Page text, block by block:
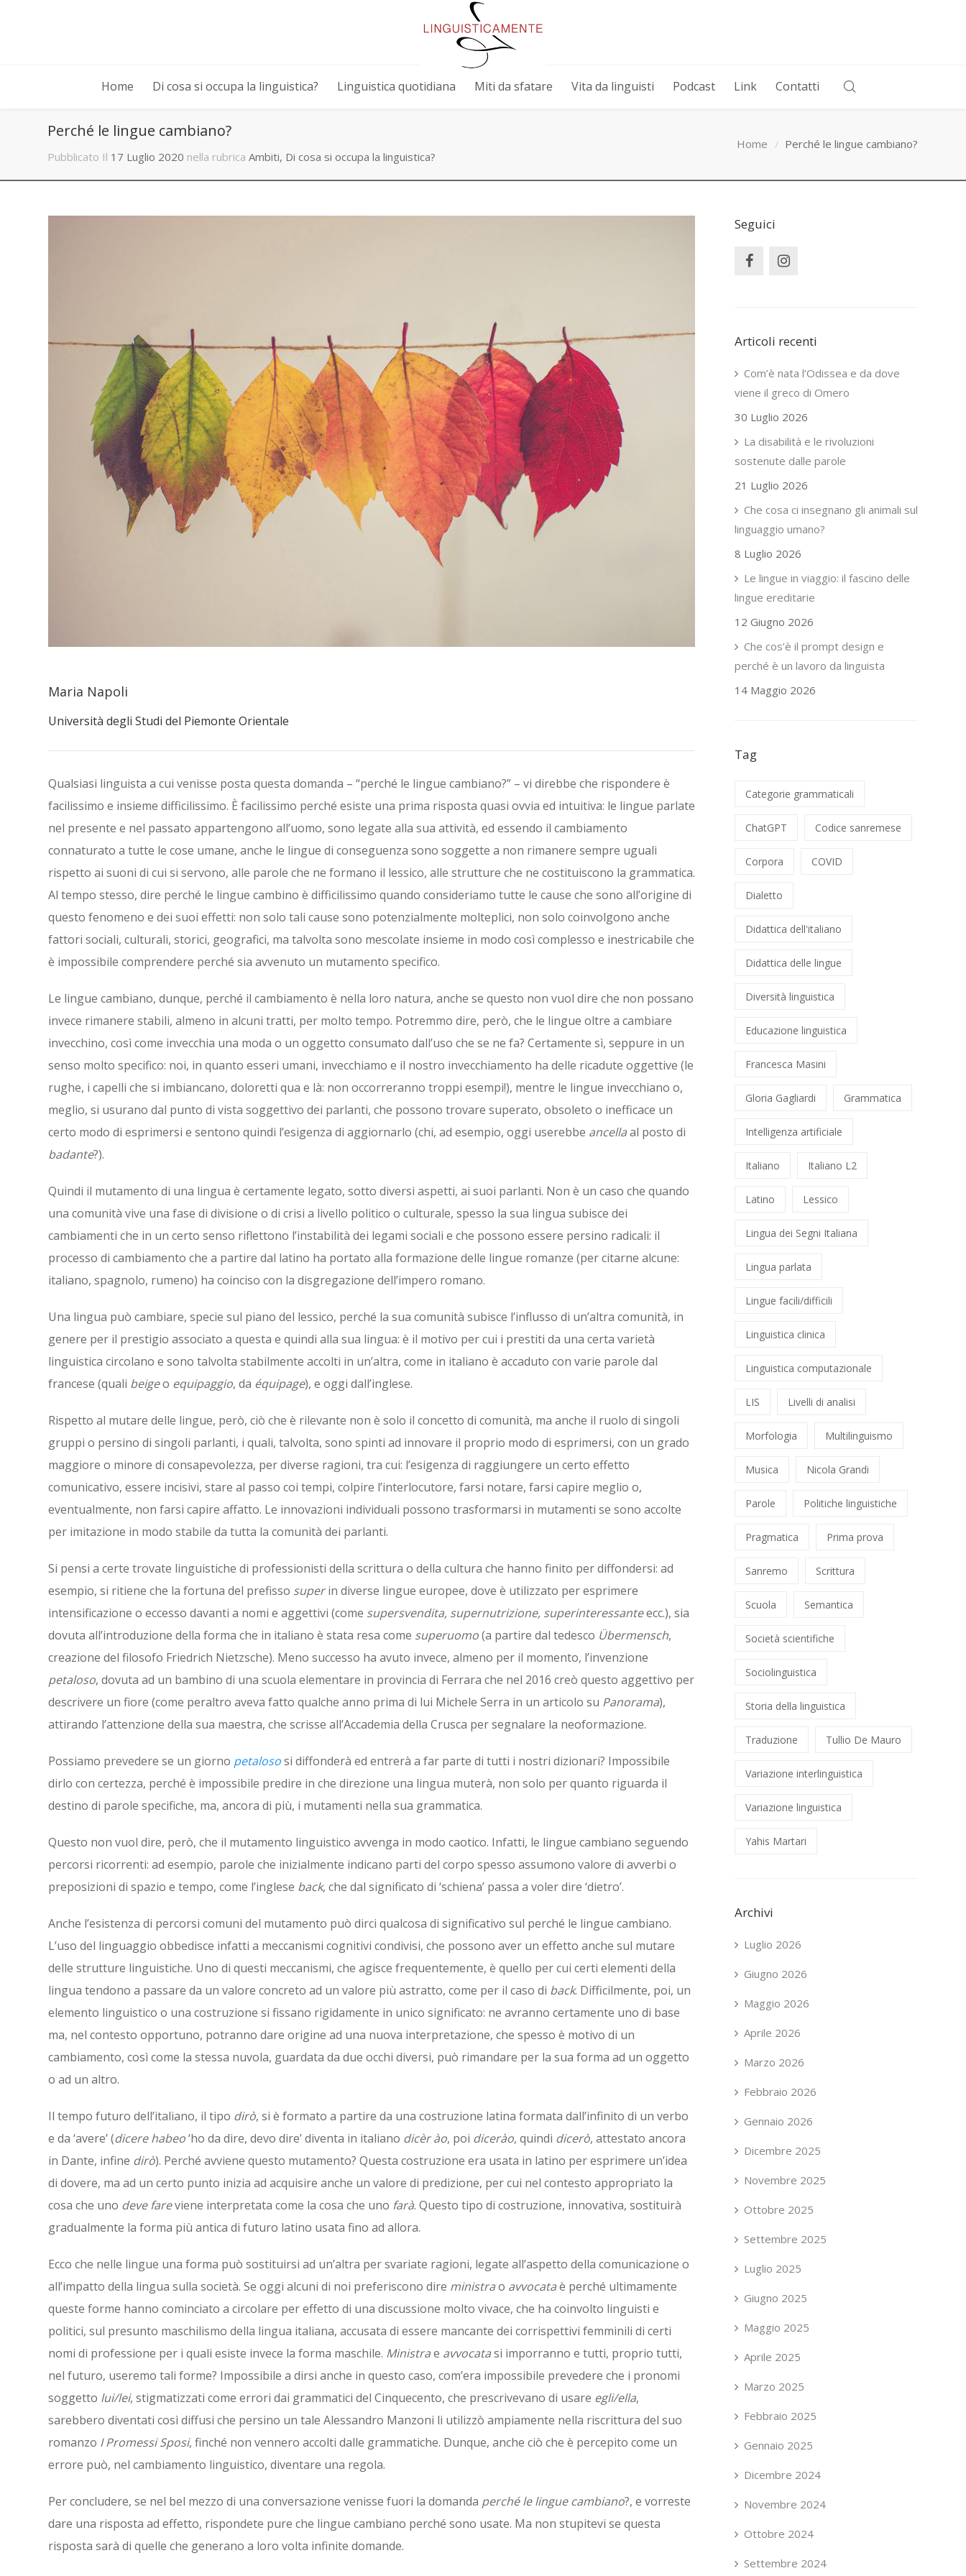
Home Di cosa si occupa la linguistica? Linguistica quotidiana Miti da sfatare Vita da linguisti Podcast Link Contatti
Perché le lingue cambiano?
Pubblicato Il 17 Luglio 2020 nella rubrica Ambiti, Di cosa si occupa la linguistica?
Home Perché le lingue cambiano?
Maria Napoli
Università degli Studi del Piemonte Orientale
Qualsiasi linguista a cui venisse posta questa domanda – “perché le lingue cambiano?” – vi direbbe che rispondere è
facilissimo e insieme difficilissimo. È facilissimo perché esiste una prima risposta quasi ovvia ed intuitiva: le lingue parlate
nel presente e nel passato appartengono all’uomo, sono legate alla sua attività, ed essendo il cambiamento
connaturato a tutte le cose umane, anche le lingue di conseguenza sono soggette a non rimanere sempre uguali
rispetto ai suoni di cui si servono, alle parole che ne formano il lessico, alle strutture che ne costituiscono la grammatica.
Al tempo stesso, dire perché le lingue cambino è difficilissimo quando consideriamo tutte le cause che sono all’origine di
questo fenomeno e dei suoi effetti: non solo tali cause sono potenzialmente molteplici, non solo coinvolgono anche
fattori sociali, culturali, storici, geografici, ma talvolta sono mescolate insieme in modo così complesso e inestricabile che
è impossibile comprendere perché sia avvenuto un mutamento specifico.
Le lingue cambiano, dunque, perché il cambiamento è nella loro natura, anche se questo non vuol dire che non possano
invece rimanere stabili, almeno in alcuni tratti, per molto tempo. Potremmo dire, però, che le lingue oltre a cambiare
invecchino, così come invecchia una moda o un oggetto consumato dall’uso che se ne fa? Certamente sì, seppure in un
senso molto specifico: noi, in quanto esseri umani, invecchiamo e il nostro invecchiamento ha delle ricadute oggettive (le
rughe, i capelli che si imbiancano, doloretti qua e là: non occorreranno troppi esempi!), mentre le lingue invecchiano o,
meglio, si usurano dal punto di vista soggettivo dei parlanti, che possono trovare superato, obsoleto o inefficace un
certo modo di esprimersi e sentono quindi l’esigenza di aggiornarlo (chi, ad esempio, oggi userebbe ancellaal posto di
badante?).
Quindi il mutamento di una lingua è certamente legato, sotto diversi aspetti, ai suoi parlanti. Non è un caso che quando
una comunità vive una fase di divisione o di crisi a livello politico o culturale, spesso la sua lingua subisce dei
cambiamenti che in un certo senso riflettono l’instabilità dei legami sociali e che possono essere persino radicali: il
processo di cambiamento che a partire dal latino ha portato alla formazione delle lingue romanze (per citarne alcune:
italiano, spagnolo, rumeno) ha coinciso con la disgregazione dell’impero romano.
Una lingua può cambiare, specie sul piano del lessico, perché la sua comunità subisce l’influsso di un’altra comunità, in
genere per il prestigio associato a questa e quindi alla sua lingua: è il motivo per cui i prestiti da una certa varietà
linguistica circolano e sono talvolta stabilmente accolti in un’altra, come in italiano è accaduto con varie parole dal
francese (quali beigeo equipaggio, da équipage), e oggi dall’inglese.
Rispetto al mutare delle lingue, però, ciò che è rilevante non è solo il concetto di comunità, ma anche il ruolo di singoli
gruppi o persino di singoli parlanti, i quali, talvolta, sono spinti ad innovare il proprio modo di esprimersi, con un grado
maggiore o minore di consapevolezza, per diverse ragioni, tra cui: l’esigenza di raggiungere un certo effetto
comunicativo, essere incisivi, stare al passo coi tempi, colpire l’interlocutore, farsi notare, farsi capire meglio o,
eventualmente, non farsi capire affatto. Le innovazioni individuali possono trasformarsi in mutamenti se sono accolte
per imitazione in modo stabile da tutta la comunità dei parlanti.
Si pensi a certe trovate linguistiche di professionisti della scrittura o della cultura che hanno finito per diffondersi: ad
esempio, si ritiene che la fortuna del prefisso superin diverse lingue europee, dove è utilizzato per esprimere
intensificazione o eccesso davanti a nomi e aggettivi (come supersvendita, supernutrizione, superinteressanteecc.), sia
dovuta all’introduzione della forma che in italiano è stata resa come superuomo(a partire dal tedesco Übermensch,
creazione del filosofo Friedrich Nietzsche). Meno successo ha avuto invece, almeno per il momento, l’invenzione
petaloso, dovuta ad un bambino di una scuola elementare in provincia di Ferrara che nel 2016 creò questo aggettivo per
descrivere un fiore (come peraltro aveva fatto qualche anno prima di lui Michele Serra in un articolo su Panorama),
attirando l’attenzione della sua maestra, che scrisse all’Accademia della Crusca per segnalare la neoformazione.
Possiamo prevedere se un giorno petalososi diffonderà ed entrerà a far parte di tutti i nostri dizionari? Impossibile
dirlo con certezza, perché è impossibile predire in che direzione una lingua muterà, non solo per quanto riguarda il
destino di parole specifiche, ma, ancora di più, i mutamenti nella sua grammatica.
Questo non vuol dire, però, che il mutamento linguistico avvenga in modo caotico. Infatti, le lingue cambiano seguendo
percorsi ricorrenti: ad esempio, parole che inizialmente indicano parti del corpo spesso assumono valore di avverbi o
preposizioni di spazio e tempo, come l’inglese back, che dal significato di ‘schiena’ passa a voler dire ‘dietro’.
Anche l’esistenza di percorsi comuni del mutamento può dirci qualcosa di significativo sul perché le lingue cambiano.
L’uso del linguaggio obbedisce infatti a meccanismi cognitivi condivisi, che possono aver un effetto anche sul mutare
delle strutture linguistiche. Uno di questi meccanismi, che agisce frequentemente, è quello per cui certi elementi della
lingua tendono a passare da un valore concreto ad un valore più astratto, come per il caso di back. Difficilmente, poi, un
elemento linguistico o una costruzione si fissano rigidamente in unico significato: ne avranno certamente uno di base
ma, nel contesto opportuno, potranno dare origine ad una nuova interpretazione, che spesso è motivo di un
cambiamento, così come la stessa nuvola, guardata da due occhi diversi, può rimandare per la sua forma ad un oggetto
o ad un altro.
Il tempo futuro dell’italiano, il tipo dirò, si è formato a partire da una costruzione latina formata dall’infinito di un verbo
e da ‘avere’ (dicere habeo‘ho da dire, devo dire’ diventa in italiano dicèr ào, poi dicerào, quindi dicerò, attestato ancora
in Dante, infine dirò). Perché avviene questo mutamento? Questa costruzione era usata in latino per esprimere un’idea
di dovere, ma ad un certo punto inizia ad acquisire anche un valore di predizione, per cui nel contesto appropriato la
cosa che uno deve fareviene interpretata come la cosa che uno farà. Questo tipo di costruzione, innovativa, sostituirà
gradualmente la forma più antica di futuro latino usata fino ad allora.
Ecco che nelle lingue una forma può sostituirsi ad un’altra per svariate ragioni, legate all’aspetto della comunicazione o
all’impatto della lingua sulla società. Se oggi alcuni di noi preferiscono dire ministrao avvocataè perché ultimamente
queste forme hanno cominciato a circolare per effetto di una discussione molto vivace, che ha coinvolto linguisti e
politici, sul presunto maschilismo della lingua italiana, accusata di essere mancante dei corrispettivi femminili di certi
nomi di professione per i quali esiste invece la forma maschile. Ministrae avvocatasi imporranno e tutti, proprio tutti,
nel futuro, useremo tali forme? Impossibile a dirsi anche in questo caso, com’era impossibile prevedere che i pronomi
soggetto lui/lei, stigmatizzati come errori dai grammatici del Cinquecento, che prescrivevano di usare egli/ella,
sarebbero diventati così diffusi che persino un tale Alessandro Manzoni li utilizzò ampiamente nella riscrittura del suo
romanzo I Promessi Sposi, finché non vennero accolti dalle grammatiche. Dunque, anche ciò che è percepito come un
errore può, nel cambiamento linguistico, diventare una regola.
Per concludere, se nel bel mezzo di una conversazione venisse fuori la domanda perché le lingue cambiano?, e vorreste
dare una risposta ad effetto, rispondete pure che lingue cambiano perché sono usate. Ma non stupitevi se questa
risposta sarà di quelle che generano a loro volta infinite domande.
Seguici
Articoli recenti
Com’è nata l’Odissea e da dove
viene il greco di Omero
30 Luglio 2026
La disabilità e le rivoluzioni
sostenute dalle parole
21 Luglio 2026
Che cosa ci insegnano gli animali sul
linguaggio umano?
8 Luglio 2026
Le lingue in viaggio: il fascino delle
lingue ereditarie
12 Giugno 2026
Che cos’è il prompt design e
perché è un lavoro da linguista
14 Maggio 2026
Tag
Categorie grammaticali
ChatGPT Codice sanremese
Corpora COVID
Dialetto
Didattica dell'italiano
Didattica delle lingue
Diversità linguistica
Educazione linguistica
Francesca Masini
Gloria Gagliardi Grammatica
Intelligenza artificiale
Italiano Italiano L2
Latino Lessico
Lingua dei Segni Italiana
Lingua parlata
Lingue facili/difficili
Linguistica clinica
Linguistica computazionale
LIS Livelli di analisi
Morfologia Multilinguismo
Musica Nicola Grandi
Parole Politiche linguistiche
Pragmatica Prima prova
Sanremo Scrittura
Scuola Semantica
Società scientifiche
Sociolinguistica
Storia della linguistica
Traduzione Tullio De Mauro
Variazione interlinguistica
Variazione linguistica
Yahis Martari
Archivi
Luglio 2026
Giugno 2026
Maggio 2026
Aprile 2026
Marzo 2026
Febbraio 2026
Gennaio 2026
Dicembre 2025
Novembre 2025
Ottobre 2025
Settembre 2025
Luglio 2025
Giugno 2025
Maggio 2025
Aprile 2025
Marzo 2025
Febbraio 2025
Gennaio 2025
Dicembre 2024
Novembre 2024
Ottobre 2024
Settembre 2024